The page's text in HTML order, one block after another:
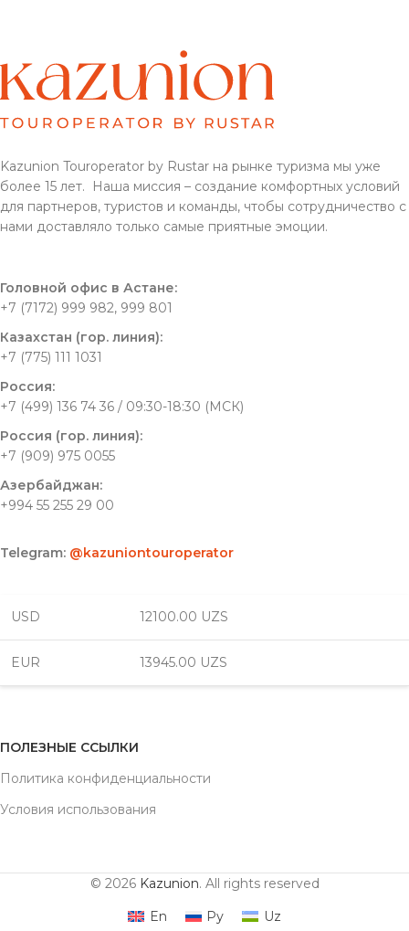
Kazunion Touroperator by Rustar на рынке туризма мы уже
более 15 лет. Наша миссия – создание комфортных условий
для партнеров, туристов и команды, чтобы сотрудничество с
нами доставляло только самые приятные эмоции.
Головной офис в Астане:
+7 (7172) 999 982, 999 801
Казахстан (гор. линия):
+7 (775) 111 1031
Россия:
+7 (499) 136 74 36 / 09:30-18:30 (МСК)
Россия (гор. линия):
+7 (909) 975 0055
Азербайджан:
+994 55 255 29 00
Telegram: @kazuniontouroperator
USD 12100.00 UZS
EUR 13945.00 UZS
ПОЛЕЗНЫЕ ССЫЛКИ
Политика конфиденциальности
Условия использования
© 2026 Kazunion. All rights reserved
En
Ру Uz